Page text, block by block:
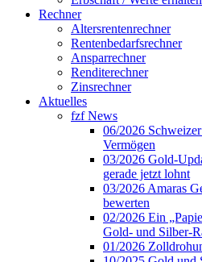
Rechner
Altersrentenrechner
Rentenbedarfsrechner
Ansparrechner
Renditerechner
Zinsrechner
Aktuelles
fzf News
06/2026
Vermögen
03/2026 Gold-
gerade jetzt lohnt
03/2026 Amaras
bewerten
02/2026 Ein
Gold- und Silber-
01/2026